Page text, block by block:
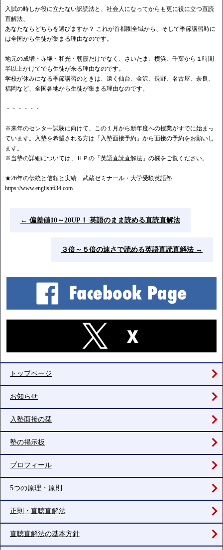
入試の時しか役に立たない訳読法と、社会人になってからも更に役に立つ直読
直解法、
あなたならどちらを選びますか？ これが首都圏全域から、そして季節講習時に
は全国から生徒が集まる理由なのです。
地元の成増・赤塚・和光・朝霞だけでなく、さいたま、横浜、千葉から１時間
半以上かけてでも生徒が来る理由なのです。
学校が休みになる季節講習のときは、遠く仙台、金沢、長野、名古屋、奈良、
福岡など、全国各地から生徒が集まる理由なのです。
・・・・・・
※来年のセンター試験に向けて、この１月から新年度への授業がすでに始まっ
ています。入塾を希望される方は「入塾面接予約」から面接の予約をお願いし
ます。
※当塾の詳細については、ＨＰの「英語直読直解法」の欄をご覧ください。
★26年の伝統と信頼と実績 武蔵ゼミナール・大学受験英語塾
https://www.english634.com
← 偏差値10～20UP！ 英語のまま読める直読直解法
３倍～５倍の速さで読める英語直読直解法 →
トップページ
お知らせ
入塾面接の栞
塾の掲示板
プロフィール
5つの原理・原則
正則・直聴直解法
直聴直解法の基本方針